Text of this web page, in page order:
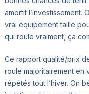
amortit l’investissement.
vrai équipement taillé
qui roule vraiment, ça
Ce rapport qualité/prix
roule majoritairement en
répétés tout l’hiver. On